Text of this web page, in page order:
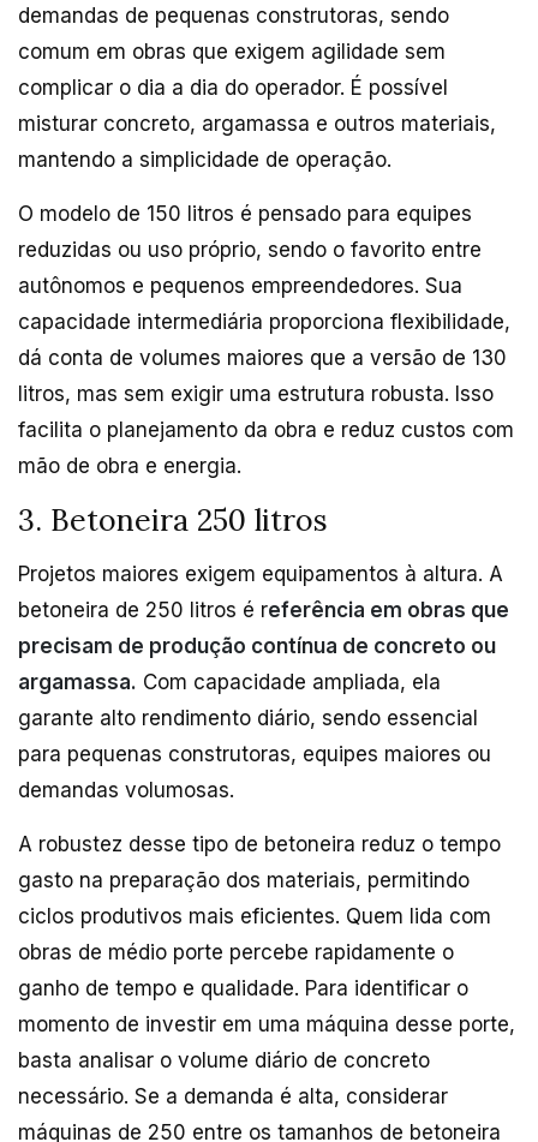
demandas de pequenas construtoras, sendo
comum em obras que exigem agilidade sem
complicar o dia a dia do operador. É possível
misturar concreto, argamassa e outros materiais,
mantendo a simplicidade de operação.
O modelo de 150 litros é pensado para equipes
reduzidas ou uso próprio, sendo o favorito entre
autônomos e pequenos empreendedores. Sua
capacidade intermediária proporciona flexibilidade,
dá conta de volumes maiores que a versão de 130
litros, mas sem exigir uma estrutura robusta. Isso
facilita o planejamento da obra e reduz custos com
mão de obra e energia.
3. Betoneira 250 litros
Projetos maiores exigem equipamentos à altura. A
betoneira de 250 litros é referência em obras que
precisam de produção contínua de concreto ou
argamassa. Com capacidade ampliada, ela
garante alto rendimento diário, sendo essencial
para pequenas construtoras, equipes maiores ou
demandas volumosas.
A robustez desse tipo de betoneira reduz o tempo
gasto na preparação dos materiais, permitindo
ciclos produtivos mais eficientes. Quem lida com
obras de médio porte percebe rapidamente o
ganho de tempo e qualidade. Para identificar o
momento de investir em uma máquina desse porte,
basta analisar o volume diário de concreto
necessário. Se a demanda é alta, considerar
máquinas de 250 entre os tamanhos de betoneira